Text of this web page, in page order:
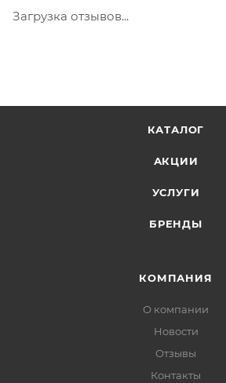
не должна превышать 100 000 р.
Загрузка отзывов...
КАТАЛОГ
АКЦИИ
УСЛУГИ
БРЕНДЫ
КОМПАНИЯ
О компании
Новости
Отзывы
Контакты